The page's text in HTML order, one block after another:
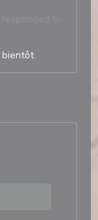
bientôt